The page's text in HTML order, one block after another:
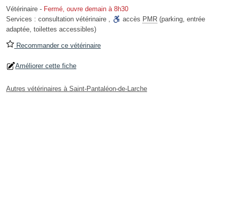
Vétérinaire - Fermé, ouvre demain à 8h30
Services : consultation vétérinaire , accès PMR (parking, entrée
adaptée, toilettes accessibles)
Recommander ce vétérinaire
Améliorer cette fiche
Autres vétérinaires à Saint-Pantaléon-de-Larche